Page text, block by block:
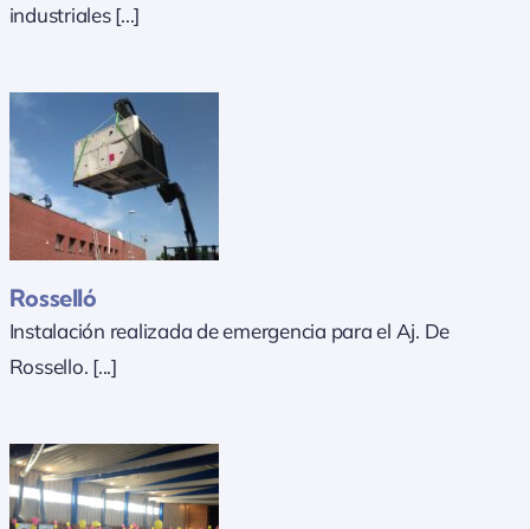
industriales [...]
Rosselló
Instalación realizada de emergencia para el Aj. De
Rossello. [...]